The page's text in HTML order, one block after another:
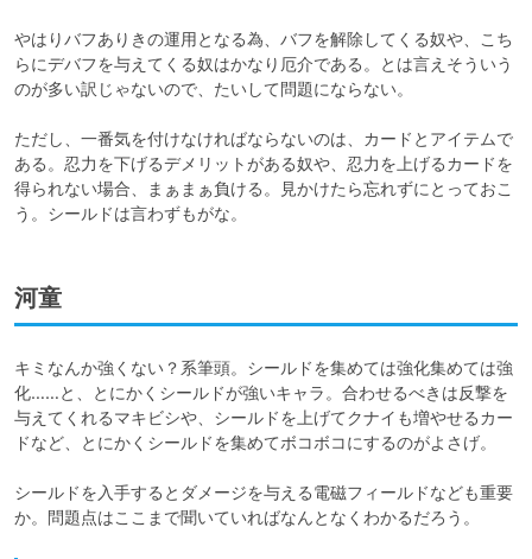
やはりバフありきの運用となる為、バフを解除してくる奴や、こち
らにデバフを与えてくる奴はかなり厄介である。とは言えそういう
のが多い訳じゃないので、たいして問題にならない。
ただし、一番気を付けなければならないのは、カードとアイテムで
ある。忍力を下げるデメリットがある奴や、忍力を上げるカードを
得られない場合、まぁまぁ負ける。見かけたら忘れずにとっておこ
う。シールドは言わずもがな。
河童
キミなんか強くない？系筆頭。シールドを集めては強化集めては強
化……と、とにかくシールドが強いキャラ。合わせるべきは反撃を
与えてくれるマキビシや、シールドを上げてクナイも増やせるカー
ドなど、とにかくシールドを集めてボコボコにするのがよさげ。
シールドを入手するとダメージを与える電磁フィールドなども重要
か。問題点はここまで聞いていればなんとなくわかるだろう。